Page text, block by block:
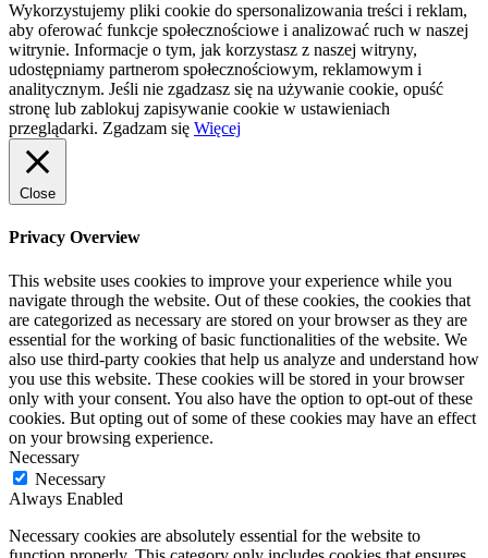
Wykorzystujemy pliki cookie do spersonalizowania treści i reklam,
aby oferować funkcje społecznościowe i analizować ruch w naszej
witrynie. Informacje o tym, jak korzystasz z naszej witryny,
udostępniamy partnerom społecznościowym, reklamowym i
analitycznym. Jeśli nie zgadzasz się na używanie cookie, opuść
stronę lub zablokuj zapisywanie cookie w ustawieniach
przeglądarki. Zgadzam się Więcej
Close
Privacy Overview
This website uses cookies to improve your experience while you
navigate through the website. Out of these cookies, the cookies that
are categorized as necessary are stored on your browser as they are
essential for the working of basic functionalities of the website. We
also use third-party cookies that help us analyze and understand how
you use this website. These cookies will be stored in your browser
only with your consent. You also have the option to opt-out of these
cookies. But opting out of some of these cookies may have an effect
on your browsing experience.
Necessary
Necessary
Always Enabled
Necessary cookies are absolutely essential for the website to